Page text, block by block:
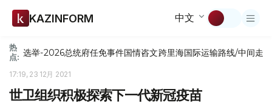
KAZINFORM 中文
热
点: 选举-2026总统府任免事件国情咨文跨里海国际运输路线/中间走廊
17:19, 23 12月 2021
世卫组织积极探索下一代新冠疫苗